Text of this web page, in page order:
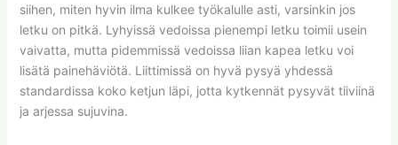
siihen, miten hyvin ilma kulkee työkalulle asti, varsinkin jos
letku on pitkä. Lyhyissä vedoissa pienempi letku toimii usein
vaivatta, mutta pidemmissä vedoissa liian kapea letku voi
lisätä painehäviötä. Liittimissä on hyvä pysyä yhdessä
standardissa koko ketjun läpi, jotta kytkennät pysyvät tiiviinä
ja arjessa sujuvina.